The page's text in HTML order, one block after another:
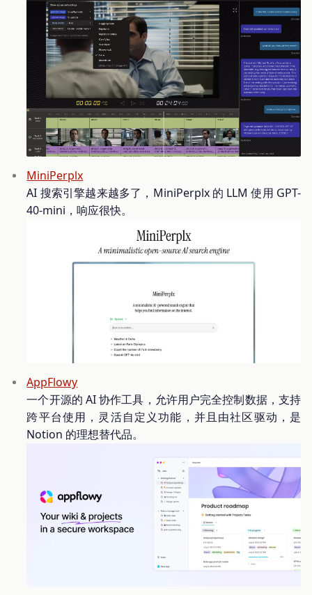
MiniPerplx
AI 搜索引擎越来越多了，MiniPerplx 的 LLM 使用 GPT-
40-mini，响应很快。
AppFlowy
一个开源的 AI 协作工具，允许用户完全控制数据，支持
跨平台使用，灵活自定义功能，并且由社区驱动，是
Notion 的理想替代品。